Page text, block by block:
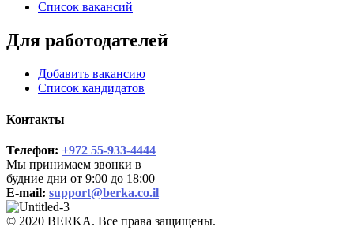
Список вакансий
Для работодателей
Добавить вакансию
Список кандидатов
Контакты
Телефон: +972 55-933-4444
Мы принимаем звонки в
будние дни от 9:00 до 18:00
E-mail: support@berka.co.il
© 2020 BERKA. Все права защищены.